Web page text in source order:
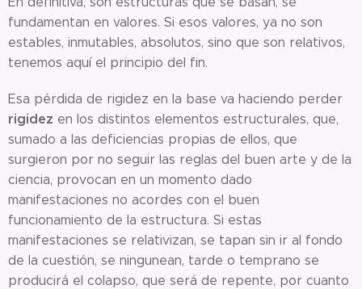
fundamentan en valores. Si esos valores, ya no son
estables, inmutables, absolutos, sino que son relativos,
tenemos aquí el principio del fin.
Esa pérdida de rigidez en la base va haciendo perder
rigidez en los distintos elementos estructurales, que,
sumado a las deficiencias propias de ellos, que
surgieron por no seguir las reglas del buen arte y de la
ciencia, provocan en un momento dado
manifestaciones no acordes con el buen
funcionamiento de la estructura. Si estas
manifestaciones se relativizan, se tapan sin ir al fondo
de la cuestión, se ningunean, tarde o temprano se
producirá el colapso, que será de repente, por cuanto